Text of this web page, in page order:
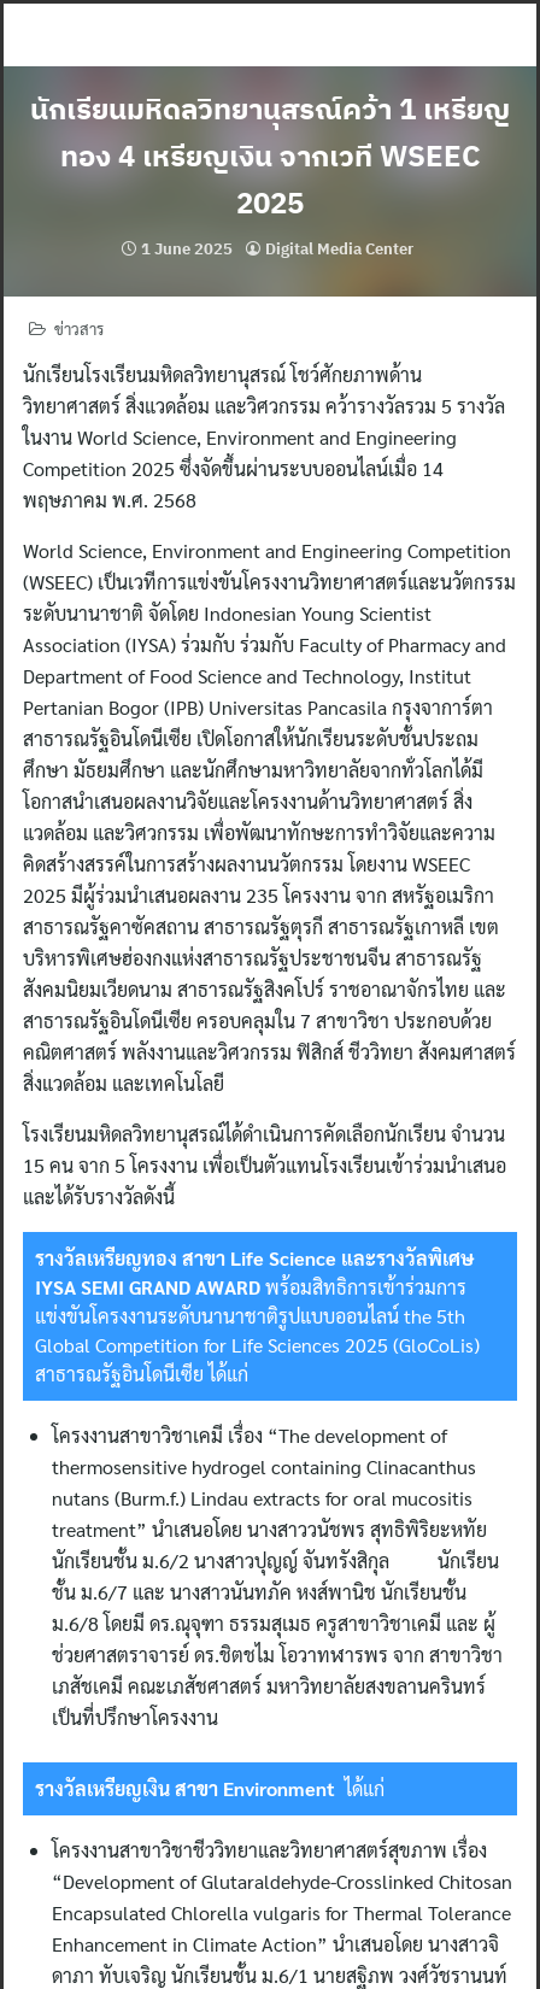
นักเรียนมหิดลวิทยานุสรณ์คว้า 1 เหรียญ
ทอง 4 เหรียญเงิน จากเวที WSEEC
2025
1 June 2025 Digital Media Center
ข่าวสาร
นักเรียนโรงเรียนมหิดลวิทยานุสรณ์ โชว์ศักยภาพด้าน
วิทยาศาสตร์ สิ่งแวดล้อม และวิศวกรรม คว้ารางวัลรวม 5 รางวัล
ในงาน World Science, Environment and Engineering
Competition 2025 ซึ่งจัดขึ้นผ่านระบบออนไลน์เมื่อ 14
พฤษภาคม พ.ศ. 2568
World Science, Environment and Engineering Competition
(WSEEC) เป็นเวทีการแข่งขันโครงงานวิทยาศาสตร์และนวัตกรรม
ระดับนานาชาติ จัดโดย Indonesian Young Scientist
Association (IYSA) ร่วมกับ ร่วมกับ Faculty of Pharmacy and
Department of Food Science and Technology, Institut
Pertanian Bogor (IPB) Universitas Pancasila กรุงจาการ์ตา
สาธารณรัฐอินโดนีเซีย เปิดโอกาสให้นักเรียนระดับชั้นประถม
ศึกษา มัธยมศึกษา และนักศึกษามหาวิทยาลัยจากทั่วโลกได้มี
โอกาสนำเสนอผลงานวิจัยและโครงงานด้านวิทยาศาสตร์ สิ่ง
แวดล้อม และวิศวกรรม เพื่อพัฒนาทักษะการทำวิจัยและความ
คิดสร้างสรรค์ในการสร้างผลงานนวัตกรรม โดยงาน WSEEC
2025 มีผู้ร่วมนำเสนอผลงาน 235 โครงงาน จาก สหรัฐอเมริกา
สาธารณรัฐคาซัคสถาน สาธารณรัฐตุรกี สาธารณรัฐเกาหลี เขต
บริหารพิเศษฮ่องกงแห่งสาธารณรัฐประชาชนจีน สาธารณรัฐ
สังคมนิยมเวียดนาม สาธารณรัฐสิงคโปร์ ราชอาณาจักรไทย และ
สาธารณรัฐอินโดนีเซีย ครอบคลุมใน 7 สาขาวิชา ประกอบด้วย
คณิตศาสตร์ พลังงานและวิศวกรรม ฟิสิกส์ ชีววิทยา สังคมศาสตร์
สิ่งแวดล้อม และเทคโนโลยี
โรงเรียนมหิดลวิทยานุสรณ์ได้ดำเนินการคัดเลือกนักเรียน จำนวน
15 คน จาก 5 โครงงาน เพื่อเป็นตัวแทนโรงเรียนเข้าร่วมนำเสนอ
และได้รับรางวัลดังนี้
รางวัลเหรียญทอง สาขา Life Science และรางวัลพิเศษ
IYSA SEMI GRAND AWARDพร้อมสิทธิการเข้าร่วมการ
แข่งขันโครงงานระดับนานาชาติรูปแบบออนไลน์ the 5th
Global Competition for Life Sciences 2025 (GloCoLis)
สาธารณรัฐอินโดนีเซีย ได้แก่
โครงงานสาขาวิชาเคมี เรื่อง “The development of
thermosensitive hydrogel containing Clinacanthus
nutans (Burm.f.) Lindau extracts for oral mucositis
treatment” นำเสนอโดย นางสาววนัชพร สุทธิพิริยะหทัย
นักเรียนชั้น ม.6/2 นางสาวปุญญ์ จันทรังสิกุล นักเรียน
ชั้น ม.6/7 และ นางสาวนันทภัค หงส์พานิช นักเรียนชั้น
ม.6/8 โดยมี ดร.ณุจุฑา ธรรมสุเมธ ครูสาขาวิชาเคมี และ ผู้
ช่วยศาสตราจารย์ ดร.ชิตชไม โอวาทฬารพร จาก สาขาวิชา
เภสัชเคมี คณะเภสัชศาสตร์ มหาวิทยาลัยสงขลานครินทร์
เป็นที่ปรึกษาโครงงาน
รางวัลเหรียญเงิน สาขา Environment ได้แก่
โครงงานสาขาวิชาชีววิทยาและวิทยาศาสตร์สุขภาพ เรื่อง
“Development of Glutaraldehyde-Crosslinked Chitosan
Encapsulated Chlorella vulgaris for Thermal Tolerance
Enhancement in Climate Action” นำเสนอโดย นางสาวจิ
ดาภา ทับเจริญ นักเรียนชั้น ม.6/1 นายสฐิภพ วงศ์วัชรานนท์